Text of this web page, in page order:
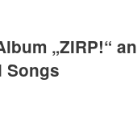
„ZIRP!“ an
Songs